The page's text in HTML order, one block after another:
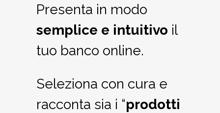
Presenta in modo
semplice e intuitivo il
tuo banco online.
Seleziona con cura e
racconta sia i “prodotti